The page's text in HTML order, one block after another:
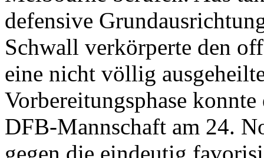
defensive
Schwall verkörperte den
eine nicht völlig
Vorbereitungsphase
DFB-Mannschaft am 24.